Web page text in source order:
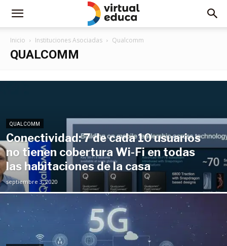
Inicio Instituciones Asociadas Qualcomm
QUALCOMM
QUALCOMM
Conectividad: 7 de cada 10 usuarios
no tienen cobertura Wi-Fi en todas
las habitaciones de la casa
septiembre 3, 2020